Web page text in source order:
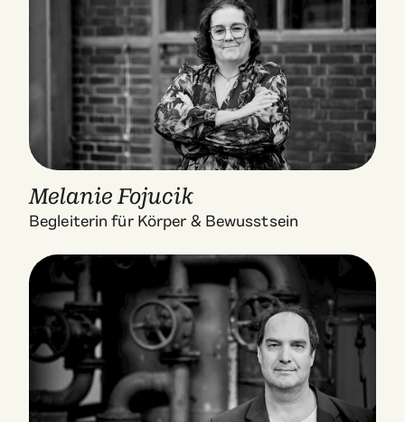
Melanie Fojucik
Begleiterin für Körper & Bewusstsein